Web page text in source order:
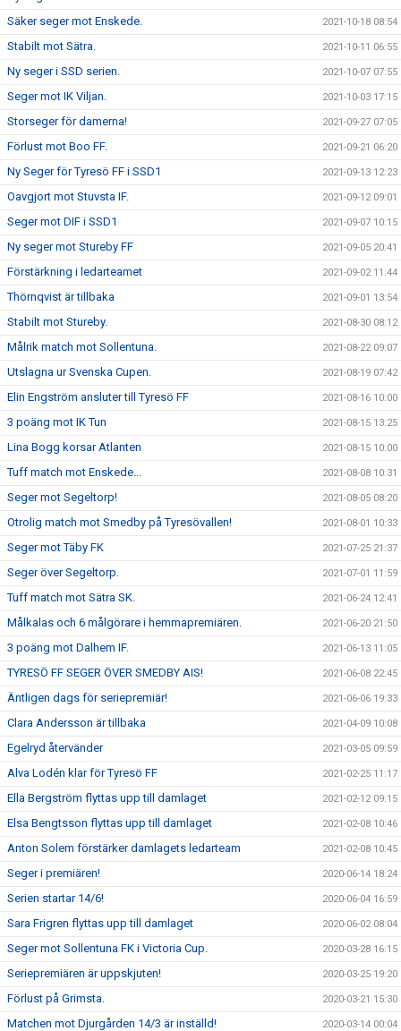
Säker seger mot Enskede. 2021-10-18 08:54
Stabilt mot Sätra. 2021-10-11 06:55
Ny seger i SSD serien. 2021-10-07 07:55
Seger mot IK Viljan. 2021-10-03 17:15
Storseger för damerna! 2021-09-27 07:05
Förlust mot Boo FF. 2021-09-21 06:20
Ny Seger för Tyresö FF i SSD1 2021-09-13 12:23
Oavgjort mot Stuvsta IF. 2021-09-12 09:01
Seger mot DIF i SSD1 2021-09-07 10:15
Ny seger mot Stureby FF 2021-09-05 20:41
Förstärkning i ledarteamet 2021-09-02 11:44
Thörnqvist är tillbaka 2021-09-01 13:54
Stabilt mot Stureby. 2021-08-30 08:12
Målrik match mot Sollentuna. 2021-08-22 09:07
Utslagna ur Svenska Cupen. 2021-08-19 07:42
Elin Engström ansluter till Tyresö FF 2021-08-16 10:00
3 poäng mot IK Tun 2021-08-15 13:25
Lina Bogg korsar Atlanten 2021-08-15 10:00
Tuff match mot Enskede... 2021-08-08 10:31
Seger mot Segeltorp! 2021-08-05 08:20
Otrolig match mot Smedby på Tyresövallen! 2021-08-01 10:33
Seger mot Täby FK 2021-07-25 21:37
Seger över Segeltorp. 2021-07-01 11:59
Tuff match mot Sätra SK. 2021-06-24 12:41
Målkalas och 6 målgörare i hemmapremiären. 2021-06-20 21:50
3 poäng mot Dalhem IF. 2021-06-13 11:05
TYRESÖ FF SEGER ÖVER SMEDBY AIS! 2021-06-08 22:45
Äntligen dags för seriepremiär! 2021-06-06 19:33
Clara Andersson är tillbaka 2021-04-09 10:08
Egelryd återvänder 2021-03-05 09:59
Alva Lodén klar för Tyresö FF 2021-02-25 11:17
Ella Bergström flyttas upp till damlaget 2021-02-12 09:15
Elsa Bengtsson flyttas upp till damlaget 2021-02-08 10:46
Anton Solem förstärker damlagets ledarteam 2021-02-08 10:45
Seger i premiären! 2020-06-14 18:24
Serien startar 14/6! 2020-06-04 16:59
Sara Frigren flyttas upp till damlaget 2020-06-02 08:04
Seger mot Sollentuna FK i Victoria Cup. 2020-03-28 16:15
Seriepremiären är uppskjuten! 2020-03-25 19:20
Förlust på Grimsta. 2020-03-21 15:30
Matchen mot Djurgården 14/3 är inställd! 2020-03-14 00:04